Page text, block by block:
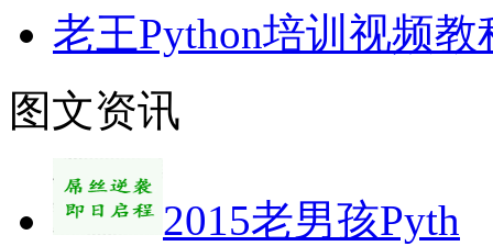
老王Python培训视频
图文资讯
2015老男孩Pyth